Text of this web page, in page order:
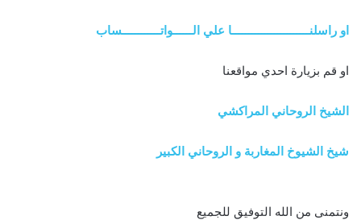
او راسلنــــــــــــــــــــــــا علي الــــــواتــــــــــــساب
او قم بزيارة احدي مواقعنا
الشيخ الروحاني المراكشي
شيخ الشيوخ المغاربة و الروحاني الكبير
ونتمنى من الله التوفيق للجميع